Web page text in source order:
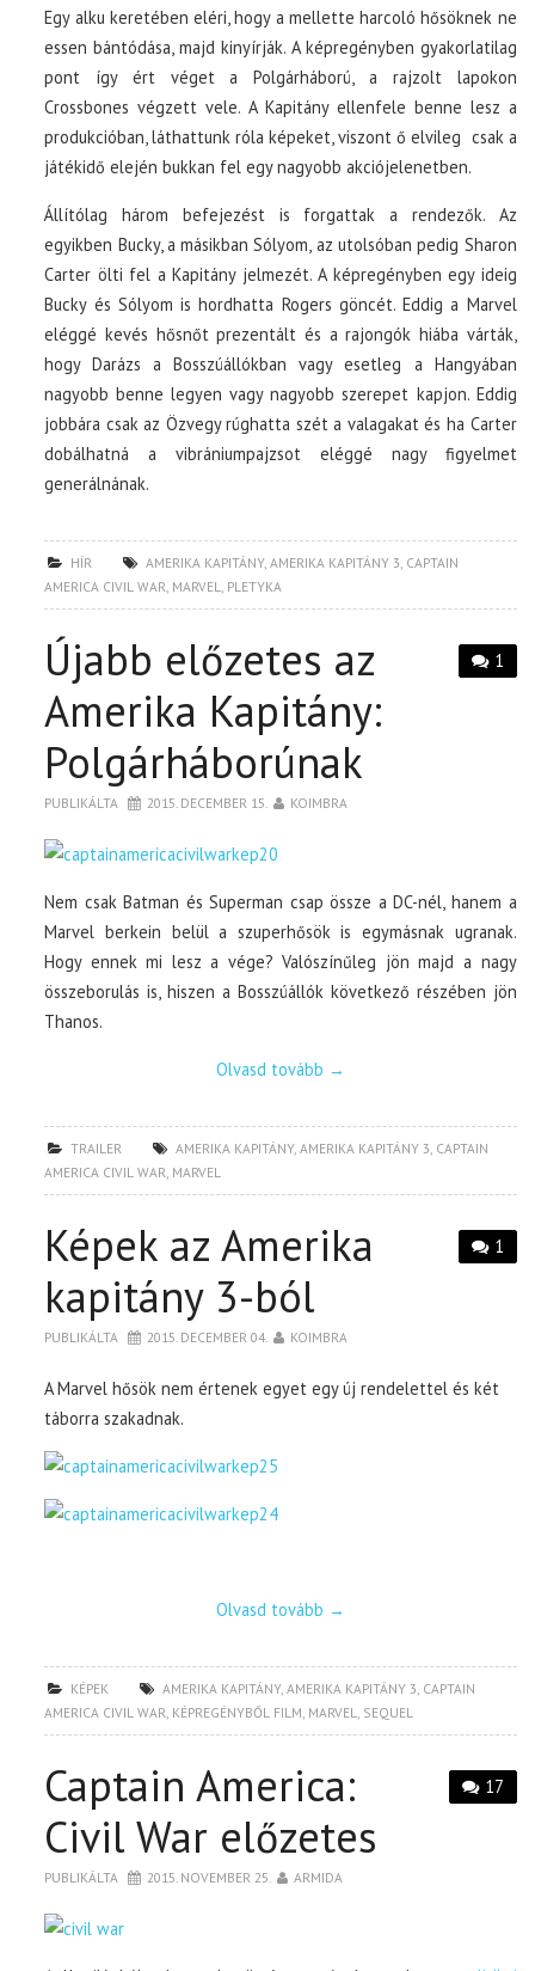
Egy alku keretében eléri, hogy a mellette harcoló hősöknek ne
essen bántódása, majd kinyírják. A képregényben gyakorlatilag
pont így ért véget a Polgárháború, a rajzolt lapokon
Crossbones végzett vele. A Kapitány ellenfele benne lesz a
produkcióban, láthattunk róla képeket, viszont ő elvileg csak a
játékidő elején bukkan fel egy nagyobb akciójelenetben.
Állítólag három befejezést is forgattak a rendezők. Az
egyikben Bucky, a másikban Sólyom, az utolsóban pedig Sharon
Carter ölti fel a Kapitány jelmezét. A képregényben egy ideig
Bucky és Sólyom is hordhatta Rogers göncét. Eddig a Marvel
eléggé kevés hősnőt prezentált és a rajongók hiába várták,
hogy Darázs a Bosszúállókban vagy esetleg a Hangyában
nagyobb benne legyen vagy nagyobb szerepet kapjon. Eddig
jobbára csak az Özvegy rúghatta szét a valagakat és ha Carter
dobálhatná a vibrániumpajzsot eléggé nagy figyelmet
generálnának.
HÍR AMERIKA KAPITÁNY,AMERIKA KAPITÁNY 3 CAPTAIN
AMERICA CIVIL WAR MARVEL PLETYKA
1
Újabb előzetes az
Amerika Kapitány:
Polgárháborúnak
PUBLIKÁLTA 2015. DECEMBER 15. KOIMBRA
Nem csak Batman és Superman csap össze a DC-nél, hanem a
Marvel berkein belül a szuperhősök is egymásnak ugranak.
Hogy ennek mi lesz a vége? Valószínűleg jön majd a nagy
összeborulás is, hiszen a Bosszúállók következő részében jön
Thanos.
Olvasd tovább →
TRAILER AMERIKA KAPITÁNY,AMERIKA KAPITÁNY 3 CAPTAIN
AMERICA CIVIL WAR MARVEL
1
Képek az Amerika
kapitány 3-ból
PUBLIKÁLTA 2015. DECEMBER 04. KOIMBRA
A Marvel hősök nem értenek egyet egy új rendelettel és két
táborra szakadnak.
Olvasd tovább →
KÉPEK AMERIKA KAPITÁNY,AMERIKA KAPITÁNY 3 CAPTAIN
AMERICA CIVIL WAR KÉPREGÉNYBŐL FILM MARVEL SEQUEL
17
Captain America:
Civil War előzetes
PUBLIKÁLTA 2015. NOVEMBER 25. ARMIDA